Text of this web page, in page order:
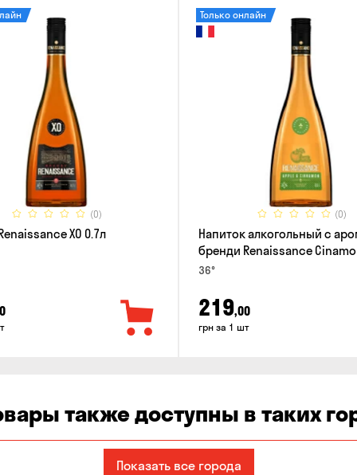
(0)
XO 0.7л
(0)
Только онлайн
Напиток алкогольный с
бренди Renaissance
Apple 0.5л
36°
219,00
грн за 1 шт
также доступны в таких
Показать все города